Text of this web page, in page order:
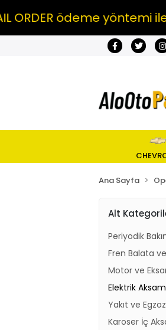
ödeme yöntemi ile kredi
Ana Sayfa
Alt
Periyodik
Fren Balata
Motor ve
Elektrik
Yakıt ve Egzoz
Karoser İç